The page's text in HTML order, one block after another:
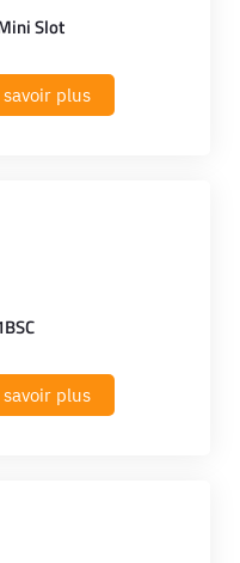
Slot
savoir plus
savoir plus